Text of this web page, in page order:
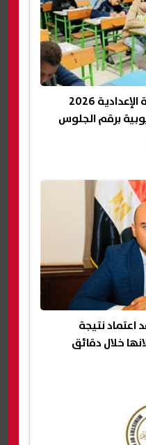
ظهرت الآن.. نتيجة الشهادة الإعدادية 2026
برقم الجلوس
اعتماد نتيجة